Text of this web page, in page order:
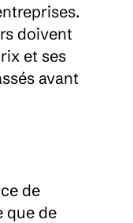
doivent
et ses
avant
de
que de